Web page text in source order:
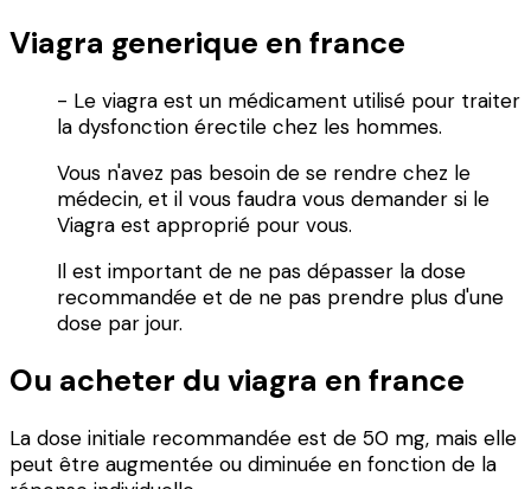
Viagra generique en france
- Le viagra est un médicament utilisé pour traiter
la dysfonction érectile chez les hommes.
Vous n'avez pas besoin de se rendre chez le
médecin, et il vous faudra vous demander si le
Viagra est approprié pour vous.
Il est important de ne pas dépasser la dose
recommandée et de ne pas prendre plus d'une
dose par jour.
Ou acheter du viagra en france
La dose initiale recommandée est de 50 mg, mais elle
peut être augmentée ou diminuée en fonction de la